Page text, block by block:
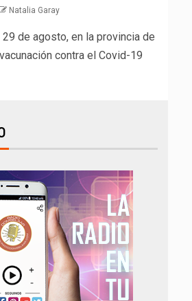
Natalia Garay
de agosto, en la provincia de
contra el Covid-19